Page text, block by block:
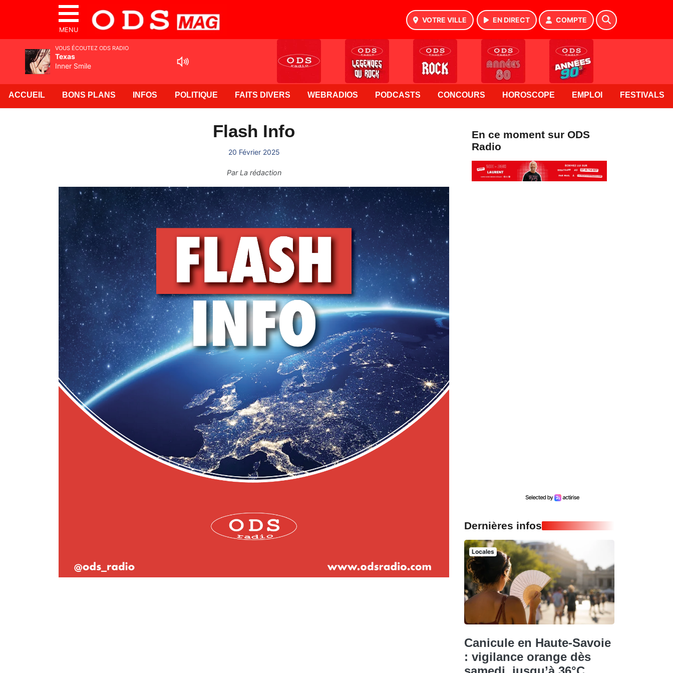
MENU
VOTRE VILLE EN DIRECT COMPTE
ACCUEIL BONS PLANS INFOS POLITIQUE FAITS DIVERS WEBRADIOS PODCASTS CONCOURS HOROSCOPE EMPLOI FESTIVALS
Flash Info
20 Février 2025
ParLa rédaction
En ce moment sur ODS
Radio
Dernières infos
Locales
Canicule en Haute-Savoie
: vigilance orange dès
VOUS ÉCOUTEZ ODS RADIO
Texas
Inner Smile